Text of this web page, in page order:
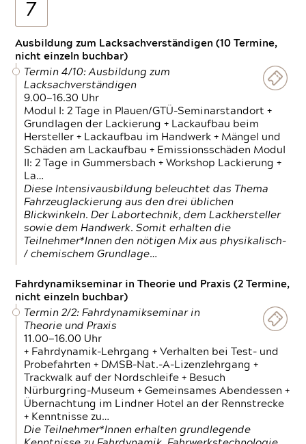
7
Ausbildung zum Lacksachverständigen (10 Termine,
nicht einzeln buchbar)
Termin 4/10: Ausbildung zum
Lacksachverständigen
9.00—16.30 Uhr
Modul I: 2 Tage in Plauen/GTÜ-Seminarstandort +
Grundlagen der Lackierung + Lackaufbau beim
Hersteller + Lackaufbau im Handwerk + Mängel und
Schäden am Lackaufbau + Emissionsschäden Modul
II: 2 Tage in Gummersbach + Workshop Lackierung +
La…
Diese Intensivausbildung beleuchtet das Thema
Fahrzeuglackierung aus den drei üblichen
Blickwinkeln. Der Labortechnik, dem Lackhersteller
sowie dem Handwerk. Somit erhalten die
Teilnehmer*Innen den nötigen Mix aus physikalisch-
/ chemischem Grundlage…
Fahrdynamikseminar in Theorie und Praxis (2 Termine,
nicht einzeln buchbar)
Termin 2/2: Fahrdynamikseminar in
Theorie und Praxis
11.00—16.00 Uhr
+ Fahrdynamik-Lehrgang + Verhalten bei Test- und
Probefahrten + DMSB-Nat.-A-Lizenzlehrgang +
Trackwalk auf der Nordschleife + Besuch
Nürburgring-Museum + Gemeinsames Abendessen +
Übernachtung im Lindner Hotel an der Rennstrecke
+ Kenntnisse zu…
Die Teilnehmer*Innen erhalten grundlegende